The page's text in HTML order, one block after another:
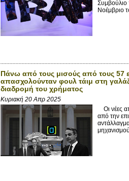
Συμβούλιο
Νοέμβριο
Πάνω από τους μισούς από τους 57
απασχολούνταν φουλ τάιμ στη
διαδρομή του χρήματος
Κυριακή 20 Απρ 2025
Οι νέες
από την